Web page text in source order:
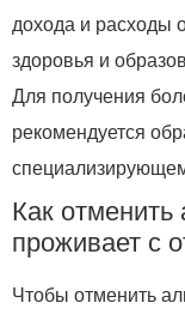
дохода и расходы
здоровья и
Для получения
рекомендуется
Как
проживает с
Чтобы отменить